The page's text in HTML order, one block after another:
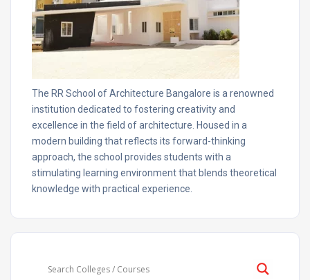
The RR School of Architecture Bangalore is a renowned
institution dedicated to fostering creativity and
excellence in the field of architecture. Housed in a
modern building that reflects its forward-thinking
approach, the school provides students with a
stimulating learning environment that blends theoretical
knowledge with practical experience.